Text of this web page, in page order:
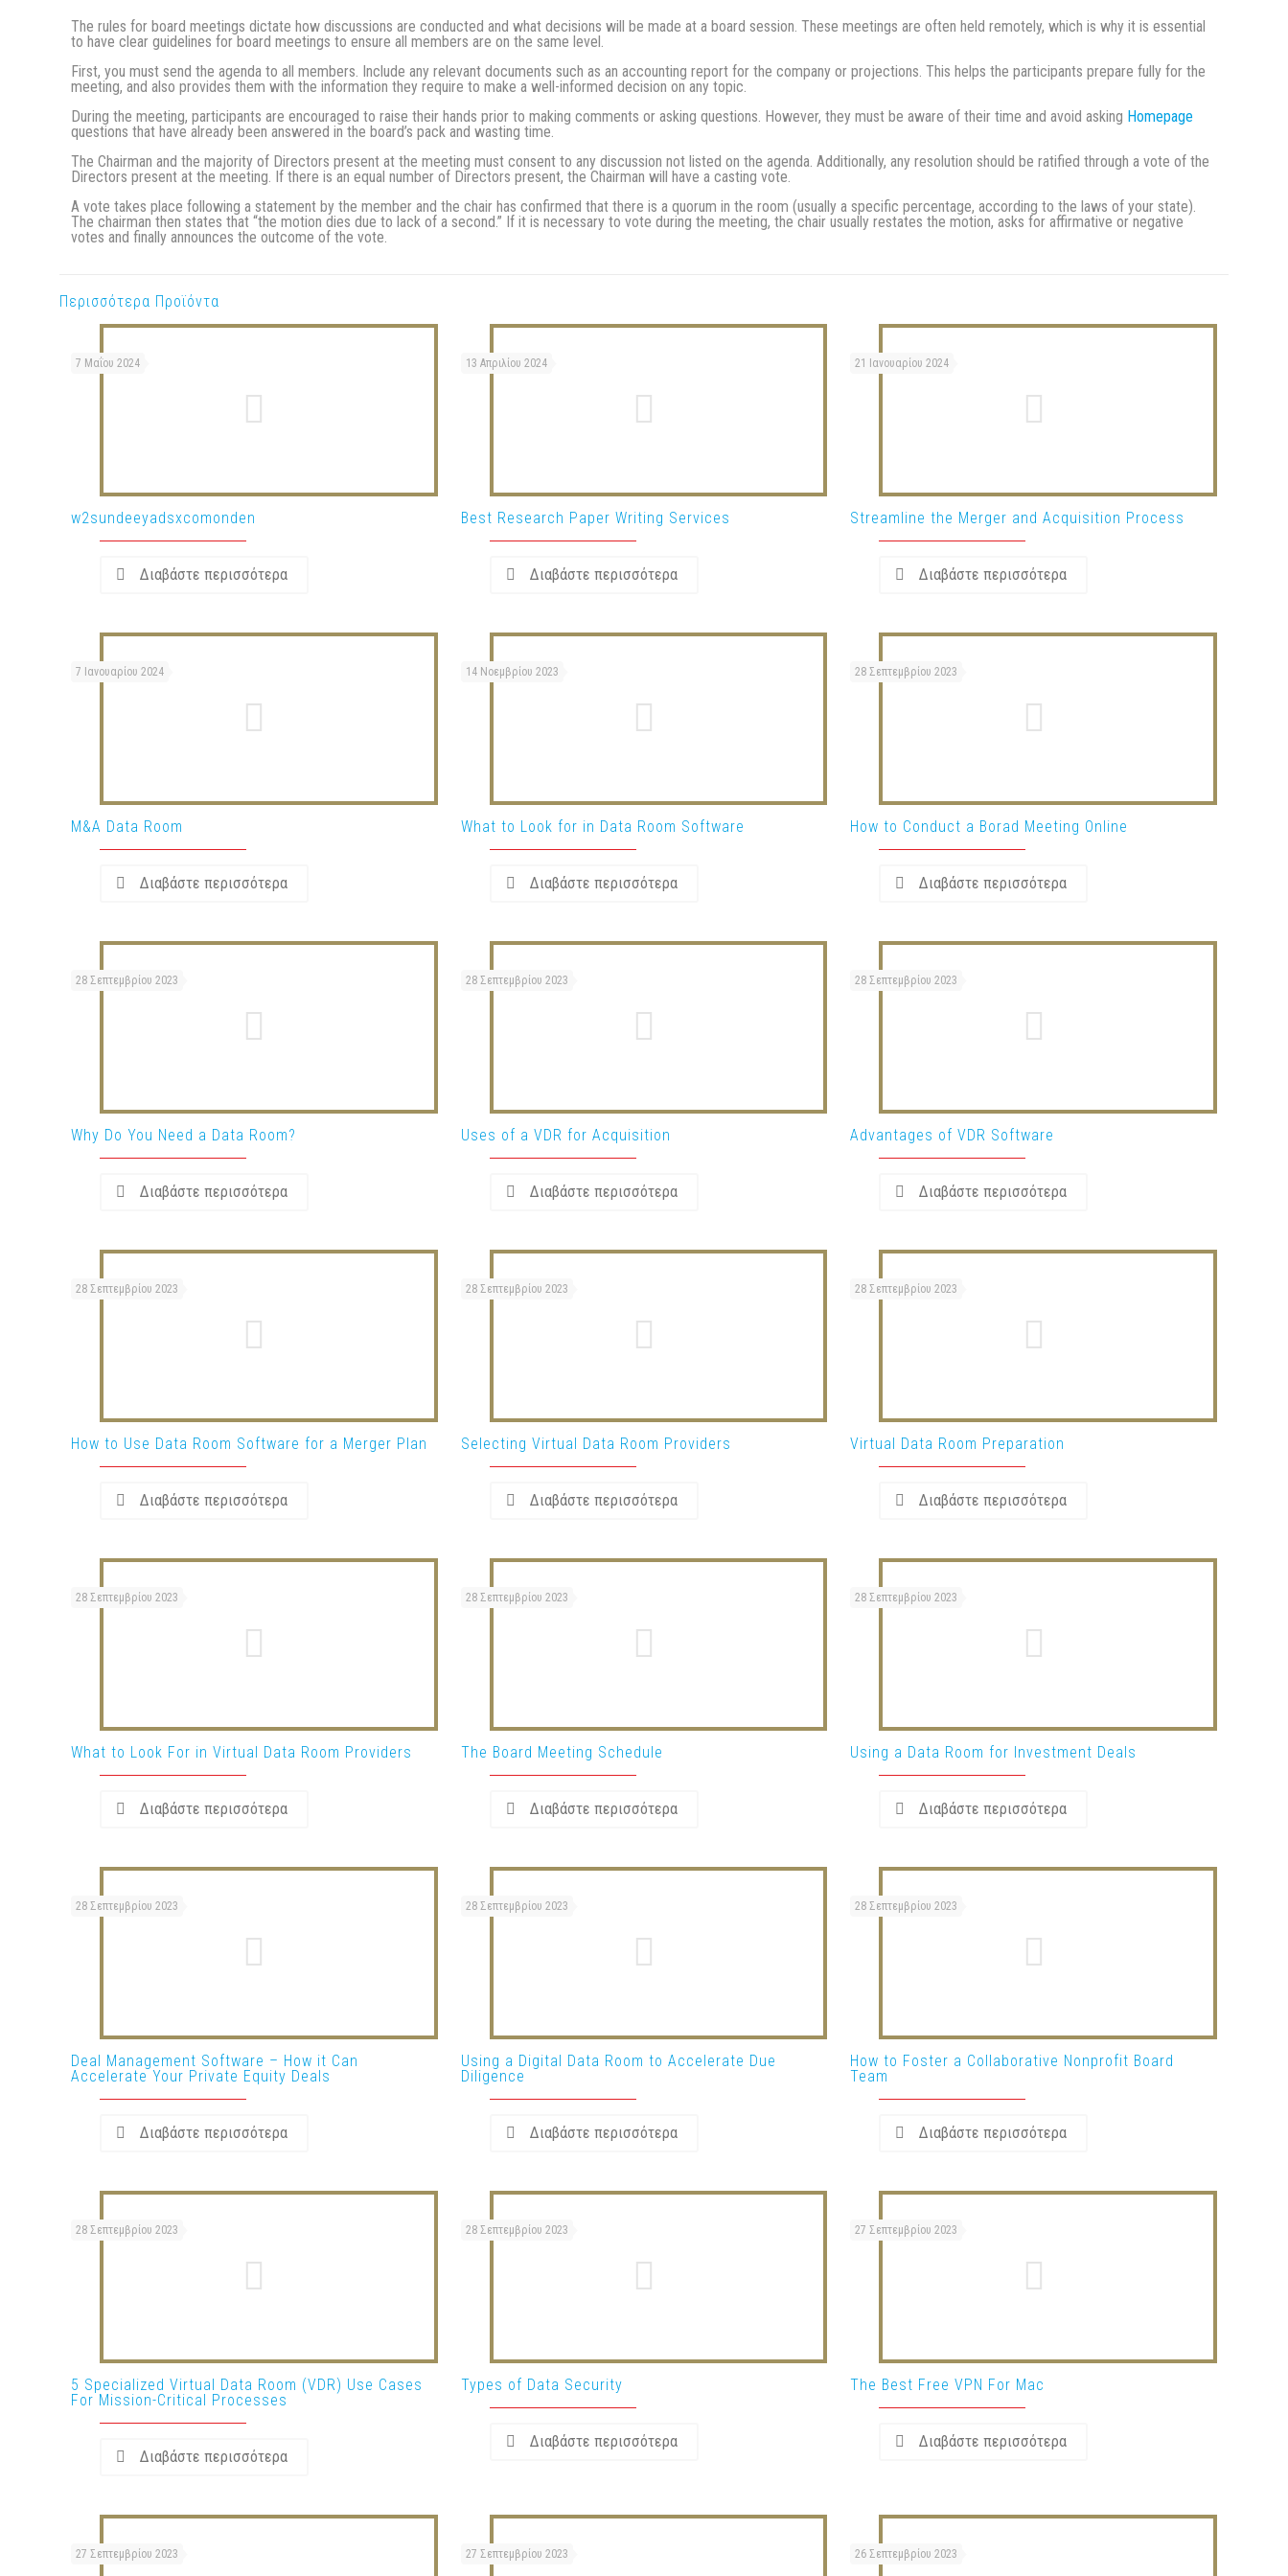
The rules for board meetings dictate how discussions are conducted and what decisions will be made at a board session. These meetings are often held remotely, which is why it is essential
to have clear guidelines for board meetings to ensure all members are on the same level.
First, you must send the agenda to all members. Include any relevant documents such as an accounting report for the company or projections. This helps the participants prepare fully for the
meeting, and also provides them with the information they require to make a well-informed decision on any topic.
During the meeting, participants are encouraged to raise their hands prior to making comments or asking questions. However, they must be aware of their time and avoid asking Homepage
questions that have already been answered in the board’s pack and wasting time.
The Chairman and the majority of Directors present at the meeting must consent to any discussion not listed on the agenda. Additionally, any resolution should be ratified through a vote of the
Directors present at the meeting. If there is an equal number of Directors present, the Chairman will have a casting vote.
A vote takes place following a statement by the member and the chair has confirmed that there is a quorum in the room (usually a specific percentage, according to the laws of your state).
The chairman then states that “the motion dies due to lack of a second.” If it is necessary to vote during the meeting, the chair usually restates the motion, asks for affirmative or negative
votes and finally announces the outcome of the vote.
Περισσότερα Προϊόντα
7 Μαΐου 2024
w2sundeeyadsxcomonden
Διαβάστε περισσότερα
13 Απριλίου 2024
Best Research Paper Writing Services
Διαβάστε περισσότερα
21 Ιανουαρίου 2024
Streamline the Merger and Acquisition Process
Διαβάστε περισσότερα
7 Ιανουαρίου 2024
M&A Data Room
Διαβάστε περισσότερα
14 Νοεμβρίου 2023
What to Look for in Data Room Software
Διαβάστε περισσότερα
28 Σεπτεμβρίου 2023
How to Conduct a Borad Meeting Online
Διαβάστε περισσότερα
28 Σεπτεμβρίου 2023
Why Do You Need a Data Room?
Διαβάστε περισσότερα
28 Σεπτεμβρίου 2023
Uses of a VDR for Acquisition
Διαβάστε περισσότερα
28 Σεπτεμβρίου 2023
Advantages of VDR Software
Διαβάστε περισσότερα
28 Σεπτεμβρίου 2023
How to Use Data Room Software for a Merger Plan
Διαβάστε περισσότερα
28 Σεπτεμβρίου 2023
Selecting Virtual Data Room Providers
Διαβάστε περισσότερα
28 Σεπτεμβρίου 2023
Virtual Data Room Preparation
Διαβάστε περισσότερα
28 Σεπτεμβρίου 2023
What to Look For in Virtual Data Room Providers
Διαβάστε περισσότερα
28 Σεπτεμβρίου 2023
The Board Meeting Schedule
Διαβάστε περισσότερα
28 Σεπτεμβρίου 2023
Using a Data Room for Investment Deals
Διαβάστε περισσότερα
28 Σεπτεμβρίου 2023
Deal Management Software – How it Can
Accelerate Your Private Equity Deals
Διαβάστε περισσότερα
28 Σεπτεμβρίου 2023
Using a Digital Data Room to Accelerate Due
Diligence
Διαβάστε περισσότερα
28 Σεπτεμβρίου 2023
How to Foster a Collaborative Nonprofit Board
Team
Διαβάστε περισσότερα
28 Σεπτεμβρίου 2023
5 Specialized Virtual Data Room (VDR) Use Cases
For Mission-Critical Processes
Διαβάστε περισσότερα
28 Σεπτεμβρίου 2023
Types of Data Security
Διαβάστε περισσότερα
27 Σεπτεμβρίου 2023
The Best Free VPN For Mac
Διαβάστε περισσότερα
27 Σεπτεμβρίου 2023 27 Σεπτεμβρίου 2023 26 Σεπτεμβρίου 2023